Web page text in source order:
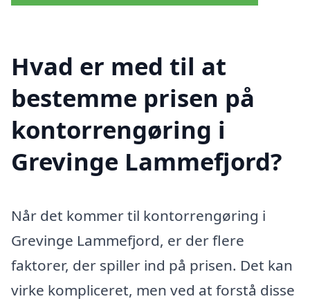
Hvad er med til at
bestemme prisen på
kontorrengøring i
Grevinge Lammefjord?
Når det kommer til kontorrengøring i
Grevinge Lammefjord, er der flere
faktorer, der spiller ind på prisen. Det kan
virke kompliceret, men ved at forstå disse